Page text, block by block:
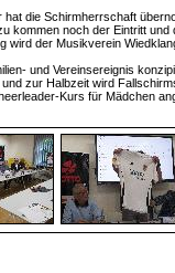
die Schirmherrschaft
kommen noch der Eintritt
wird der Musikverein
und Vereinsereignis
zur Halbzeit wird
Kurs für Mädchen